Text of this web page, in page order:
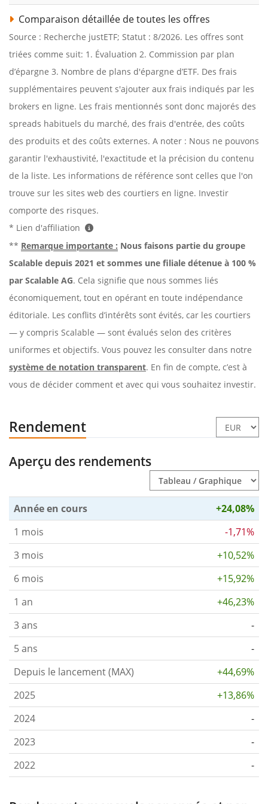
Comparaison détaillée de toutes les offres
Source : Recherche justETF; Statut : 8/2026. Les offres sont
triées comme suit: 1. Évaluation 2. Commission par plan
d’épargne 3. Nombre de plans d'épargne d’ETF. Des frais
supplémentaires peuvent s'ajouter aux frais indiqués par les
brokers en ligne. Les frais mentionnés sont donc majorés des
spreads habituels du marché, des frais d'entrée, des coûts
des produits et des coûts externes. A noter : Nous ne pouvons
garantir l'exhaustivité, l'exactitude et la précision du contenu
de la liste. Les informations de référence sont celles que l'on
trouve sur les sites web des courtiers en ligne. Investir
comporte des risques.
* Lien d'affiliation
** Remarque importante : Nous faisons partie du groupe
Scalable depuis 2021 et sommes une filiale détenue à 100 %
par Scalable AG. Cela signifie que nous sommes liés
économiquement, tout en opérant en toute indépendance
éditoriale. Les conflits d’intérêts sont évités, car les courtiers
— y compris Scalable — sont évalués selon des critères
uniformes et objectifs. Vous pouvez les consulter dans notre
système de notation transparent. En fin de compte, c’est à
vous de décider comment et avec qui vous souhaitez investir.
Rendement
Aperçu des rendements
Année en cours
+24,08%
1 mois
-1,71%
3 mois
+10,52%
6 mois
+15,92%
1 an
+46,23%
3 ans
-
5 ans
-
Depuis le lancement (MAX)
+44,69%
2025
+13,86%
2024
-
2023
-
2022
-